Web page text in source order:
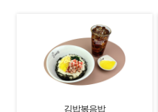
김밥볶음밥